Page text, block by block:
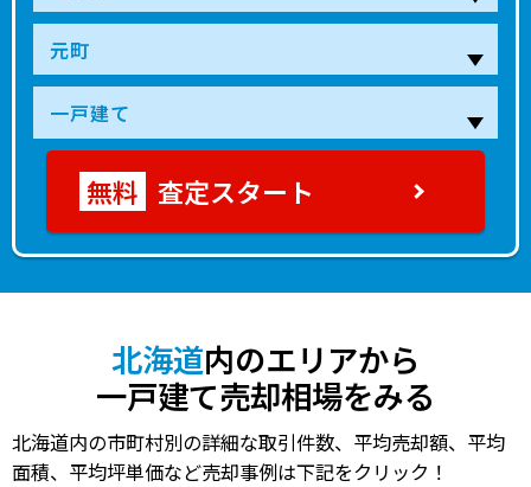
査定スタート
北海道内のエリアから
一戸建て売却相場をみる
北海道内の市町村別の詳細な取引件数、平均売却額、平均
面積、平均坪単価など売却事例は下記をクリック！